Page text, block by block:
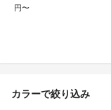
円〜
カラーで絞り込み